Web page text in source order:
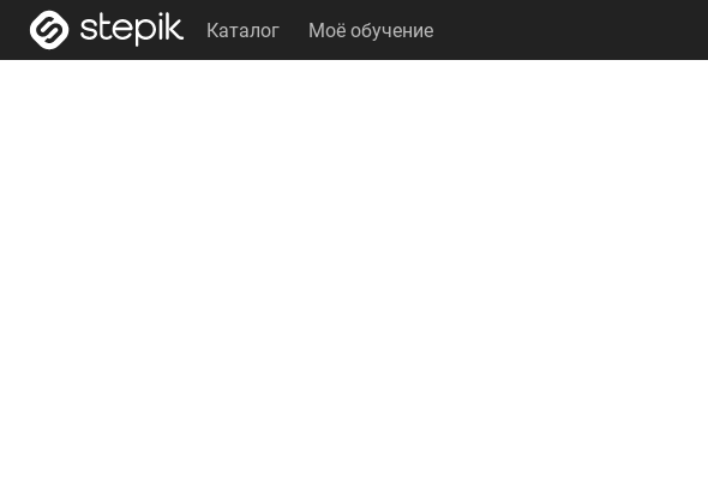
Каталог Моё обучение